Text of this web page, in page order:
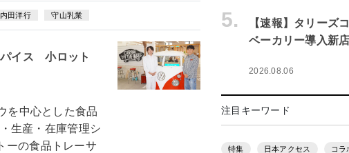
内田洋行 守山乳業
パイス 小ロット
中心とした食品
生産・在庫管理シ
ーの食品トレーサ
5.
【速報】タリーズ
ベーカリー導入新
2026.08.06
注目キーワード
特集 日本アクセス コラ